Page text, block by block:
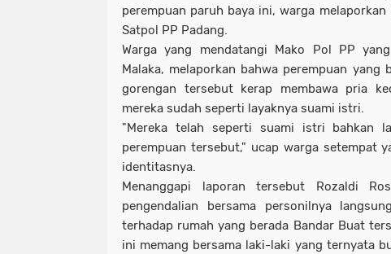
perempuan paruh baya ini, warga
Satpol PP Padang.
Warga yang mendatangi Mako Pol PP
Malaka, melaporkan bahwa perempuan yang
gorengan tersebut kerap membawa pria
mereka sudah seperti layaknya suami istri.
"Mereka telah seperti suami istri bahkan
perempuan tersebut," ucap warga setempat
identitasnya.
Menanggapi laporan tersebut Rozaldi
pengendalian bersama personilnya
terhadap rumah yang berada Bandar Buat
ini memang bersama laki-laki yang ternyata